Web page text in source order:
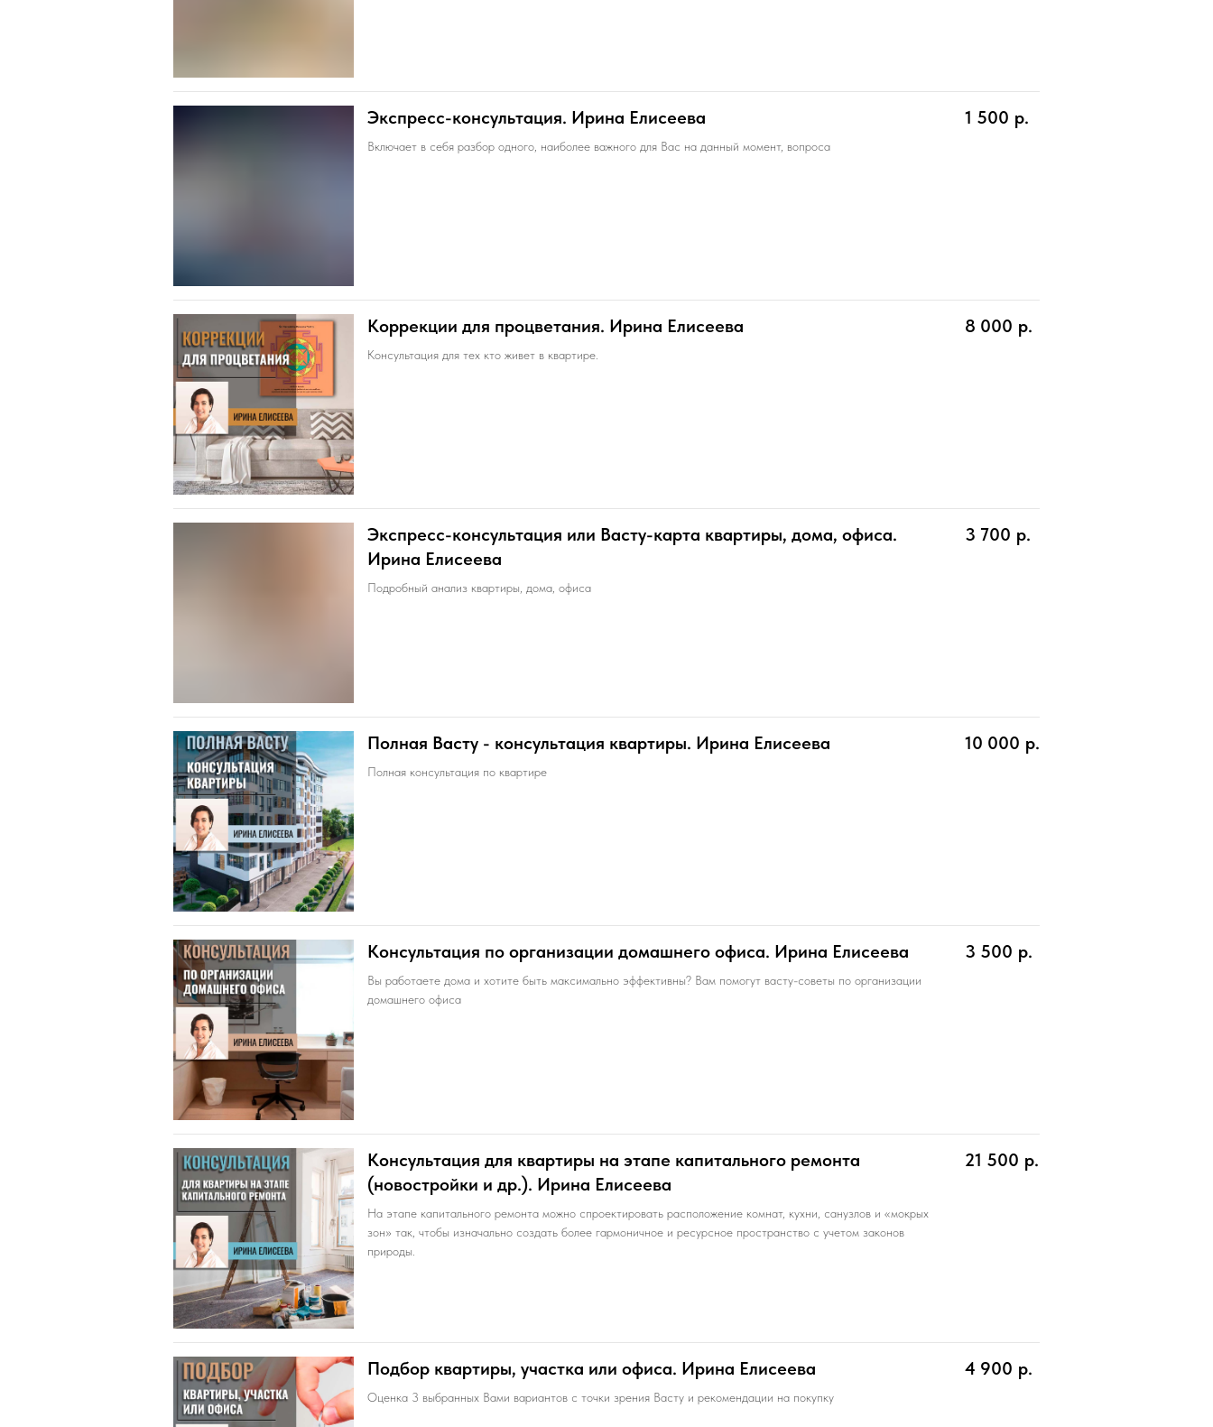
Экспресс-консультация. Ирина Елисеева
Включает в себя разбор одного, наиболее важного для Вас на данный момент, вопроса
1 500 р.
Коррекции для процветания. Ирина Елисеева
Консультация для тех кто живет в квартире.
8 000 р.
Экспресс-консультация или Васту-карта квартиры, дома, офиса.
Ирина Елисеева
Подробный анализ квартиры, дома, офиса
3 700 р.
Полная Васту - консультация квартиры. Ирина Елисеева
Полная консультация по квартире
10 000 р.
Консультация по организации домашнего офиса. Ирина Елисеева
Вы работаете дома и хотите быть максимально эффективны? Вам помогут васту-советы по организации
домашнего офиса
3 500 р.
Консультация для квартиры на этапе капитального ремонта
(новостройки и др.). Ирина Елисеева
На этапе капитального ремонта можно спроектировать расположение комнат, кухни, санузлов и «мокрых
зон» так, чтобы изначально создать более гармоничное и ресурсное пространство с учетом законов
природы.
21 500 р.
Подбор квартиры, участка или офиса. Ирина Елисеева
Оценка 3 выбранных Вами вариантов с точки зрения Васту и рекомендации на покупку
4 900 р.